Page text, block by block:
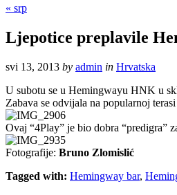
« srp
Ljepotice preplavile
svi 13, 2013 by admin in Hrvatska
U subotu se u Hemingwayu HNK u
Zabava se odvijala na popularnoj
Ovaj “4Play” je bio dobra “predigra”
Fotografije: Bruno Zlomislić
Tagged with: Hemingway bar,